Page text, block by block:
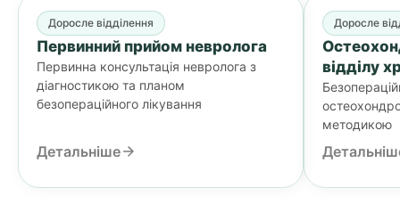
Доросле відділення
Первинний прийом невролога
Первинна консультація невролога з
діагностикою та планом
безопераційного лікування
Детальніше
Доросле
відділу
методикою